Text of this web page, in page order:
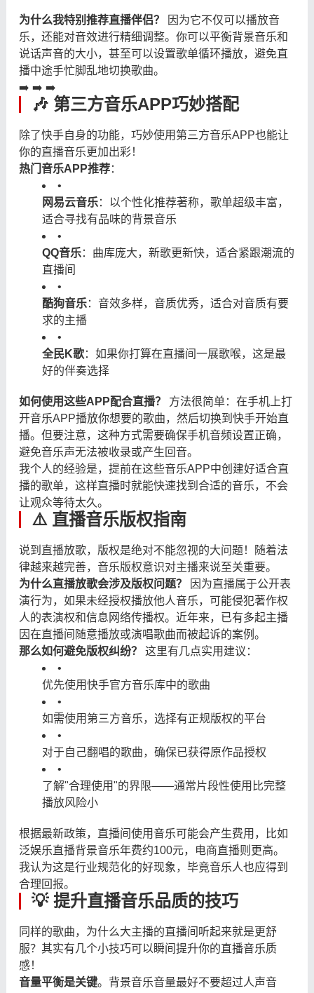
为什么我特别推荐直播伴侣？
​ 因为它不仅可以播放音
乐，还能对音效进行精细调整。你可以平衡背景音乐和
说话声音的大小，甚至可以设置歌单循环播放，避免直
播中途手忙脚乱地切换歌曲。
➡️ ➡️ ➡️
🎶 第三方音乐APP巧妙搭配
除了快手自身的功能，巧妙使用第三方音乐APP也能让
你的直播音乐更加出彩！
热门音乐APP推荐：
•
网易云音乐：以个性化推荐著称，歌单超级丰富，
适合寻找有品味的背景音乐
•
QQ音乐：曲库庞大，新歌更新快，适合紧跟潮流的
直播间
•
酷狗音乐：音效多样，音质优秀，适合对音质有要
求的主播
•
全民K歌：如果你打算在直播间一展歌喉，这是最
好的伴奏选择
如何使用这些APP配合直播？
​ 方法很简单：在手机上打
开音乐APP播放你想要的歌曲，然后切换到快手开始直
播。但要注意，这种方式需要确保手机音频设置正确，
避免音乐声无法被收录或产生回音。
我个人的经验是，提前在这些音乐APP中创建好适合直
播的歌单，这样直播时就能快速找到合适的音乐，不会
让观众等待太久。
⚠️ 直播音乐版权指南
说到直播放歌，版权是绝对不能忽视的大问题！随着法
律越来越完善，音乐版权意识对主播来说至关重要。
为什么直播放歌会涉及版权问题？
​ 因为直播属于公开表
演行为，如果未经授权播放他人音乐，可能侵犯著作权
人的表演权和信息网络传播权。近年来，已有多起主播
因在直播间随意播放或演唱歌曲而被起诉的案例。
那么如何避免版权纠纷？
​ 这里有几点实用建议：
•
优先使用快手官方音乐库中的歌曲
•
如需使用第三方音乐，选择有正规版权的平台
•
对于自己翻唱的歌曲，确保已获得原作品授权
•
了解"合理使用"的界限——通常片段性使用比完整
播放风险小
根据最新政策，直播间使用音乐可能会产生费用，比如
泛娱乐直播背景音乐年费约100元，电商直播则更高。
我认为这是行业规范化的好现象，毕竟音乐人也应得到
合理回报。
💡 提升直播音乐品质的技巧
同样的歌曲，为什么大主播的直播间听起来就是更舒
服？其实有几个小技巧可以瞬间提升你的直播音乐质
感！
音量平衡是关键。背景音乐音量最好不要超过人声音